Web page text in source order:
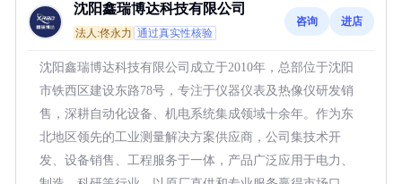
沈阳鑫瑞博达科技有限公司
法人:佟永力 通过真实性核验
咨询 进店
沈阳鑫瑞博达科技有限公司成立于2010年，总部位于沈阳
市铁西区建设东路78号，专注于仪器仪表及热像仪研发销
售，深耕自动化设备、机电系统集成领域十余年。作为东
北地区领先的工业测量解决方案供应商，公司集技术开
发、设备销售、工程服务于一体，产品广泛应用于电力、